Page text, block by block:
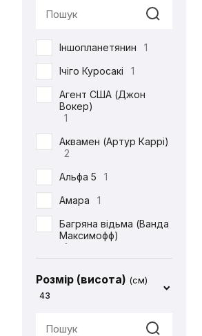
5
Defenders of the Earth
Diablo
1
ET
1
Final Fantasy
Friday the 13th
Garfield
1
Gears Of War
God of War
2
Harry Potter
4
Іншопланетянин
1
Ічіго Куросакі
1
Агент США (Джон
Вокер)
1
Аквамен (Артур Каррі)
2
Альфа 5
1
Амара
1
Багряна відьма (Ванда
Максимофф)
1
Ґордон)
Розмір (висота) (см)
43